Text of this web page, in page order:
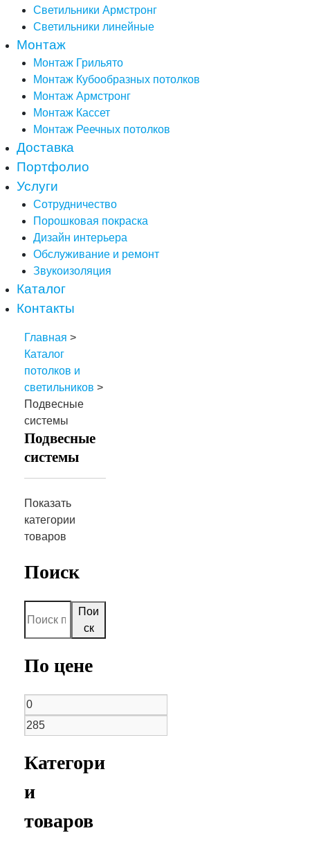
Светильники Армстронг
Светильники линейные
Монтаж
Монтаж Грильято
Монтаж Кубообразных потолков
Монтаж Армстронг
Монтаж Кассет
Монтаж Реечных потолков
Доставка
Портфолио
Услуги
Сотрудничество
Порошковая покраска
Дизайн интерьера
Обслуживание и ремонт
Звукоизоляция
Каталог
Контакты
Главная >
Каталог
потолков и
светильников >
Подвесные
системы
Подвесные
системы
Показать
категории
товаров
Поиск
Пои
ск
По цене
Категори
и
товаров